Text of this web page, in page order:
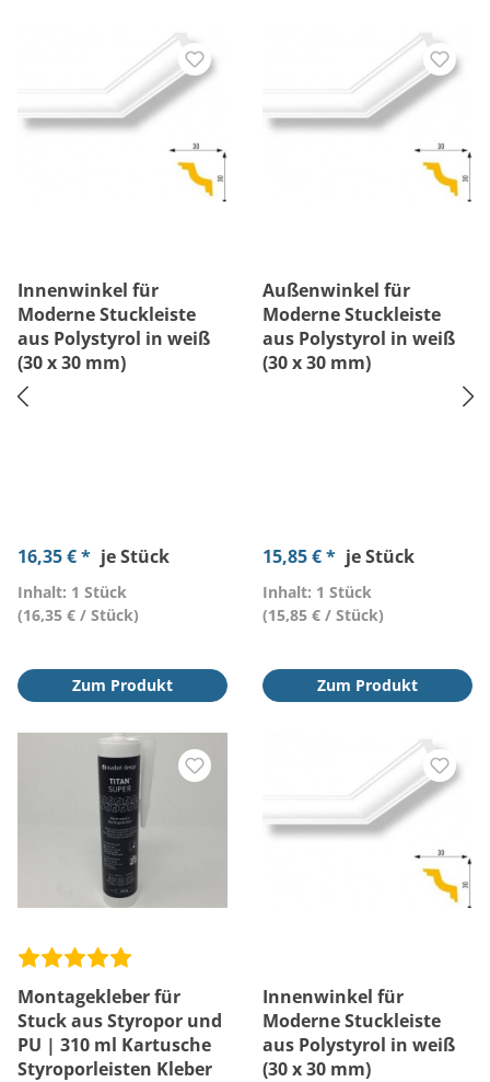
Innenwinkel für
Moderne Stuckleiste
aus Polystyrol in weiß
(30 x 30 mm)
16,35 € * je Stück
Inhalt: 1 Stück
(16,35 € / Stück)
Zum Produkt
Außenwinkel für
Moderne Stuckleiste
aus Polystyrol in weiß
(30 x 30 mm)
15,85 € * je Stück
Inhalt: 1 Stück
(15,85 € / Stück)
Zum Produkt
Montagekleber für
Stuck aus Styropor und
PU | 310 ml Kartusche
Styroporleisten Kleber
Innenwinkel für
Moderne Stuckleiste
aus Polystyrol in weiß
(30 x 30 mm)